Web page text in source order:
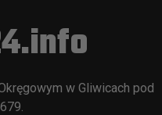
w Gliwicach pod